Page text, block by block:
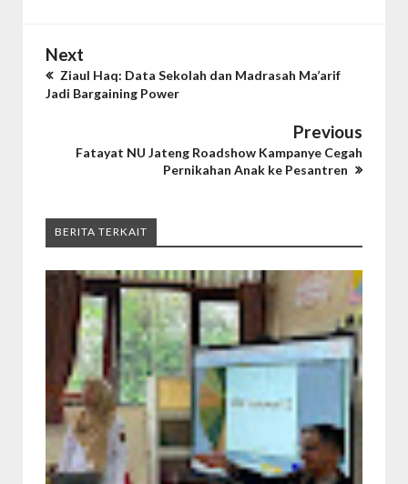
Next
Ziaul Haq: Data Sekolah dan Madrasah Ma’arif
Jadi Bargaining Power
Previous
Fatayat NU Jateng Roadshow Kampanye Cegah
Pernikahan Anak ke Pesantren
BERITA TERKAIT